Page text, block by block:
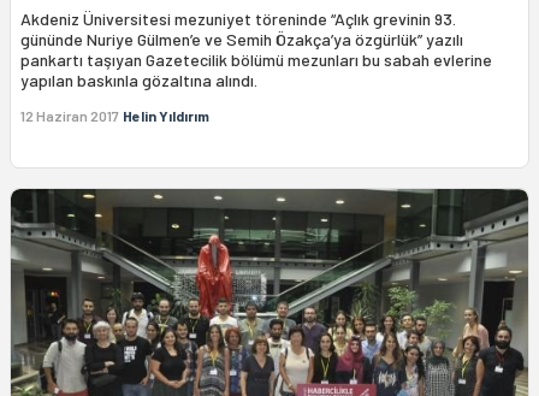
Akdeniz Üniversitesi mezuniyet töreninde “Açlık grevinin 93.
gününde Nuriye Gülmen’e ve Semih Özakça’ya özgürlük” yazılı
pankartı taşıyan Gazetecilik bölümü mezunları bu sabah evlerine
yapılan baskınla gözaltına alındı.
12 Haziran 2017 Helin Yıldırım